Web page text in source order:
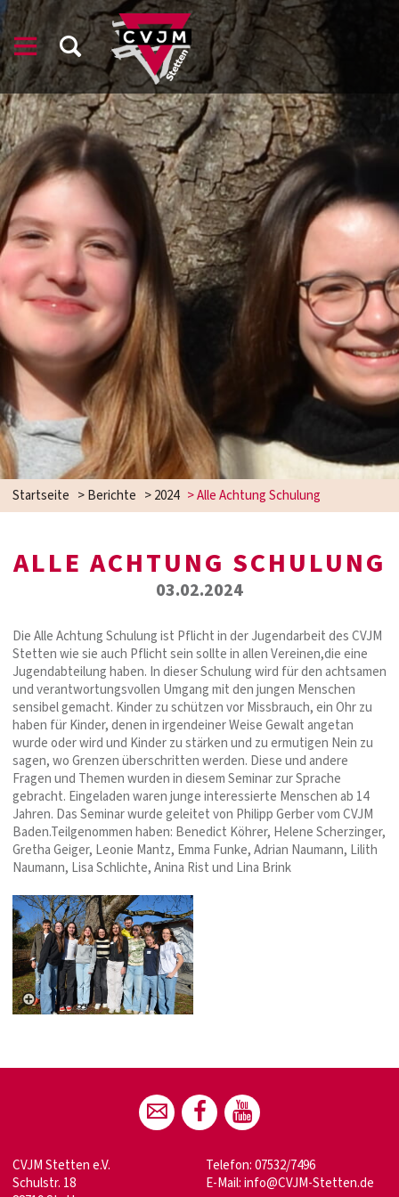
Startseite >Berichte >2024 >Alle Achtung Schulung
ALLE ACHTUNG SCHULUNG
03.02.2024
Die Alle Achtung Schulung ist Pflicht in der Jugendarbeit des CVJM
Stetten wie sie auch Pflicht sein sollte in allen Vereinen,die eine
Jugendabteilung haben. In dieser Schulung wird für den achtsamen
und verantwortungsvollen Umgang mit den jungen Menschen
sensibel gemacht. Kinder zu schützen vor Missbrauch, ein Ohr zu
haben für Kinder, denen in irgendeiner Weise Gewalt angetan
wurde oder wird und Kinder zu stärken und zu ermutigen Nein zu
sagen, wo Grenzen überschritten werden. Diese und andere
Fragen und Themen wurden in diesem Seminar zur Sprache
gebracht. Eingeladen waren junge interessierte Menschen ab 14
Jahren. Das Seminar wurde geleitet von Philipp Gerber vom CVJM
Baden.Teilgenommen haben: Benedict Köhrer, Helene Scherzinger,
Gretha Geiger, Leonie Mantz, Emma Funke, Adrian Naumann, Lilith
Naumann, Lisa Schlichte, Anina Rist und Lina Brink
CVJM Stetten e.V.
Schulstr. 18
Telefon: 07532/7496
E-Mail:info@CVJM-Stetten.de